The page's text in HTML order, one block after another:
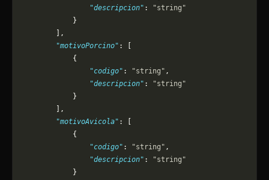
                "descripcion"
:
"string"
            }
        ],
        "motivoPorcino"
: [
            {
                "codigo"
: "string" ,
                "descripcion"
:
"string"
            }
        ],
        "motivoAvicola"
: [
            {
                "codigo"
: "string" ,
                "descripcion"
:
"string"
            }